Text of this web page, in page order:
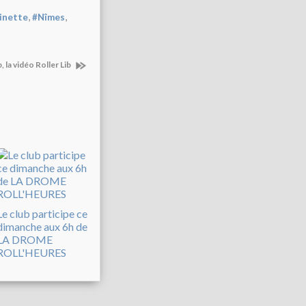
#Nîmes
la vidéo Roller Lib
club participe ce
aux 6h de
DROME